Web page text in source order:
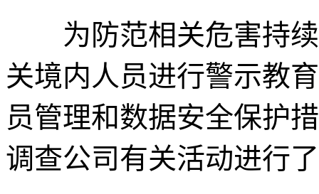
为防范相关危害持续
关境内人员进行警示教
员管理和数据安全保护
调查公司有关活动进行